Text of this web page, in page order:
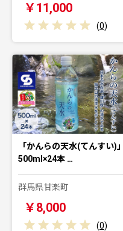
￥11,000
(0)
「かんらの天水(てんすい)」
500ml×24本 …
群馬県甘楽町
￥8,000
(0)